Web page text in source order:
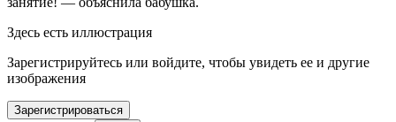
Здесь есть иллюстрация
Зарегистрируйтесь или войдите, чтобы увидеть ее и другие
изображения
Зарегистрироваться